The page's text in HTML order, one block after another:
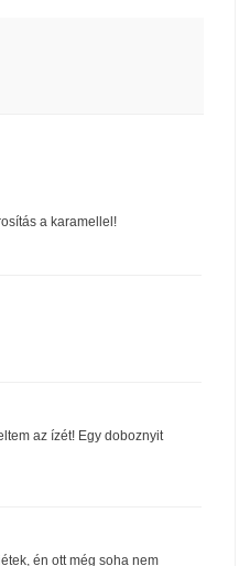
a karamellel!
az ízét! Egy doboznyit
én ott még soha nem